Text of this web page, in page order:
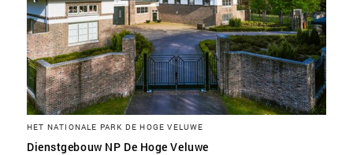
HET NATIONALE PARK DE HOGE VELUWE
Dienstgebouw NP De Hoge Veluwe